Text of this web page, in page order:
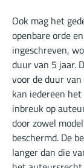
Ook mag het
openbare orde
ingeschreven,
duur van 5 jaar.
voor de duur
kan iedereen
inbreuk op
door zowel
beschermd. De
langer dan die